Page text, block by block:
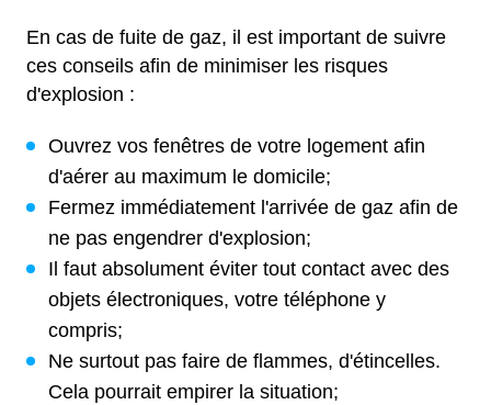
En cas de fuite de gaz, il est important de suivre
ces conseils afin de minimiser les risques
d'explosion :
Ouvrez vos fenêtres de votre logement afin
d'aérer au maximum le domicile;
Fermez immédiatement l'arrivée de gaz afin de
ne pas engendrer d'explosion;
Il faut absolument éviter tout contact avec des
objets électroniques, votre téléphone y
compris;
Ne surtout pas faire de flammes, d'étincelles.
Cela pourrait empirer la situation;